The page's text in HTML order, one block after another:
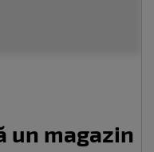
un magazin